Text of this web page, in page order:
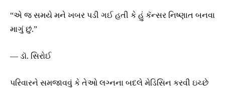
“એ જ સમયે મને ખબર પડી ગઈ હતી કે હું કૅન્સર નિષ્ણાત બનવા
માગું છું.”
— ડૉ. સિરોઈ
પરિવારને સમજાવવું કે તેઓ લગ્નના બદલે મેડિસિન કરવી ઇચ્છે